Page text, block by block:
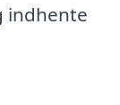
indhente